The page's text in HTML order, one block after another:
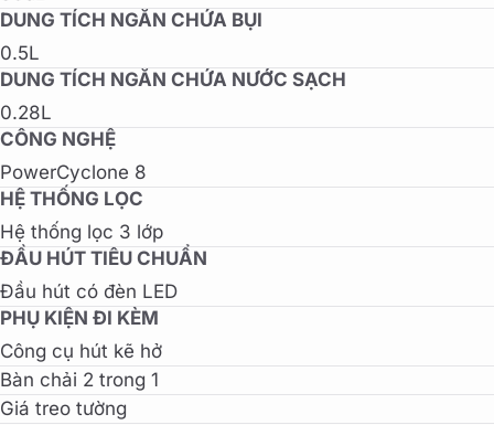
DUNG TÍCH NGĂN CHỨA BỤI
0.5L
DUNG TÍCH NGĂN CHỨA NƯỚC SẠCH
0.28L
CÔNG NGHỆ
PowerCyclone 8
HỆ THỐNG LỌC
Hệ thống lọc 3 lớp
ĐẦU HÚT TIÊU CHUẨN
Đầu hút có đèn LED
PHỤ KIỆN ĐI KÈM
Công cụ hút kẽ hở
Bàn chải 2 trong 1
Giá treo tường